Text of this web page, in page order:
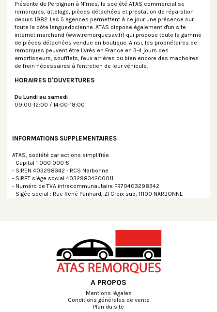
Présente de Perpignan à Nîmes, la société ATAS commercialise
remorques, attelage, pièces détachées et prestation de réparation
depuis 1982. Les 5 agences permettent à ce jour une présence sur
toute la côte languedocienne. ATAS dispose également d'un site
internet marchand (www.remorquesav.fr) qui propose toute la gamme
de pièces détachées vendue en boutique. Ainsi, les propriétaires de
remorques peuvent être livrés en France en 3-4 jours des
amortisseurs, soufflets, feux arrières ou bien encore des machoires
de frein nécessaires à l'entretien de leur véhicule.
HORAIRES D'OUVERTURES
Du Lundi au samedi
09:00-12:00 / 14:00-18:00
INFORMATIONS SUPPLEMENTAIRES
ATAS, société par actions simplifiée
- Capital 1 000 000 €
- SIREN 403298342 - RCS Narbonne
- SIRET siège social 40329834200011
- Numéro de TVA intracommunautaire FR70403298342
- Sigèe social : Rue René Panhard, ZI Croix sud, 11100 NARBONNE
A PROPOS
Mentions légales
Conditions générales de vente
Plan du site